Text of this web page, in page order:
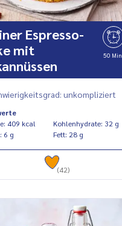
Espresso-
mit
50 Min.
unkompliziert
Energie: 409 kcal
Eiweiß: 6 g
Kohlenhydrate: 32 g
Fett: 28 g
(42)